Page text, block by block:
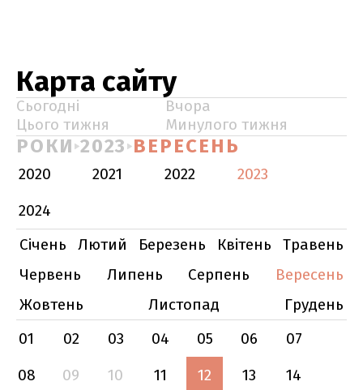
Карта сайту
Сьогодні
Вчора
Цього тижня
Минулого тижня
РОКИ 2023 ВЕРЕСЕНЬ
2020 2021 2022
2023
2024
Січень
Лютий Березень Квітень
Травень
Червень
Липень Серпень
Вересень
Жовтень
Листопад
Грудень
01
02 03 04 05 06
07
08
09 10 11 12 13
14